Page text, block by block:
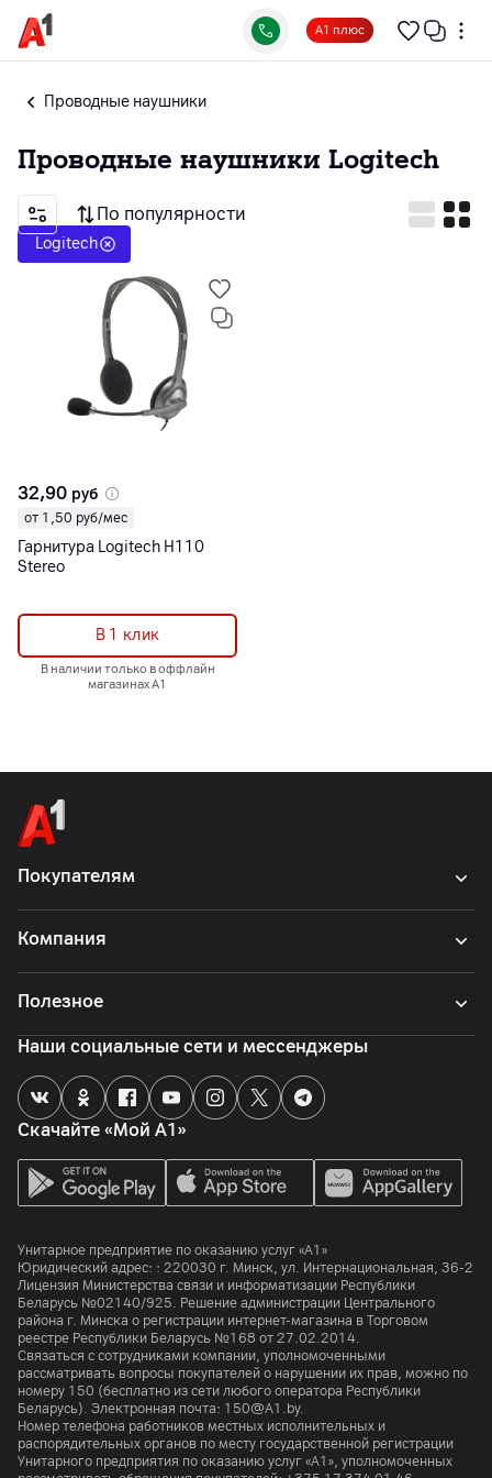
А1 плюс
Проводные наушники
Проводные наушники Logitech
По популярности
Logitech
32,90 руб
от 1,50 руб/мес
Гарнитура Logitech H110
Stereo
В 1 клик
В наличии только в оффлайн
магазинах А1
Покупателям
Компания
Полезное
Скачайте «Мой А1»
Наши социальные сети и мессенджеры
Унитарное предприятие по оказанию услуг «А1»
Юридический адрес: : 220030 г. Минск, ул. Интернациональная, 36-2
Лицензия Министерства связи и информатизации Республики
Беларусь №02140/925. Решение администрации Центрального
района г. Минска о регистрации интернет-магазина в Торговом
реестре Республики Беларусь №168 от 27.02.2014.
Связаться с сотрудниками компании, уполномоченными
рассматривать вопросы покупателей о нарушении их прав, можно по
номеру 150 (бесплатно из сети любого оператора Республики
Беларусь). Электронная почта: 150@A1.by.
Номер телефона работников местных исполнительных и
распорядительных органов по месту государственной регистрации
Унитарного предприятия по оказанию услуг «А1», уполномоченных